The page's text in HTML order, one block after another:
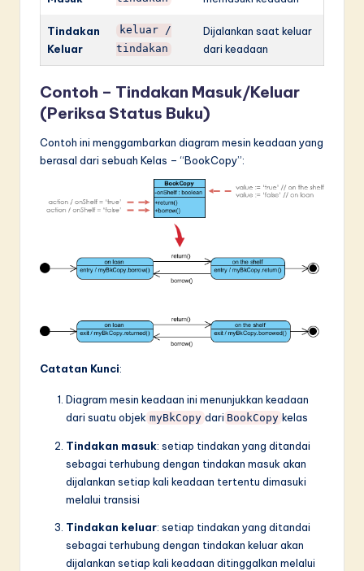
Tindakan
Keluar
keluar /
tindakan
Dijalankan saat keluar
dari keadaan
Contoh – Tindakan Masuk/Keluar
(Periksa Status Buku)
Contoh ini menggambarkan diagram mesin keadaan yang
berasal dari sebuah Kelas – “BookCopy”:
Catatan Kunci:
Diagram mesin keadaan ini menunjukkan keadaan
dari suatu objek myBkCopy dari BookCopy kelas
Tindakan masuk: setiap tindakan yang ditandai
sebagai terhubung dengan tindakan masuk akan
dijalankan setiap kali keadaan tertentu dimasuki
melalui transisi
Tindakan keluar: setiap tindakan yang ditandai
sebagai terhubung dengan tindakan keluar akan
dijalankan setiap kali keadaan ditinggalkan melalui